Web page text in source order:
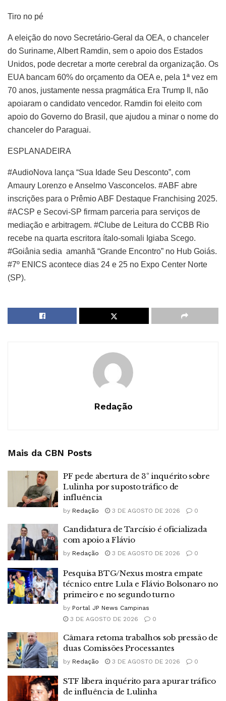
Tiro no pé
A eleição do novo Secretário-Geral da OEA, o chanceler
do Suriname, Albert Ramdin, sem o apoio dos Estados
Unidos, pode decretar a morte cerebral da organização. Os
EUA bancam 60% do orçamento da OEA e, pela 1ª vez em
70 anos, justamente nessa pragmática Era Trump II, não
apoiaram o candidato vencedor. Ramdin foi eleito com
apoio do Governo do Brasil, que ajudou a minar o nome do
chanceler do Paraguai.
ESPLANADEIRA
#AudioNova lança “Sua Idade Seu Desconto”, com
Amaury Lorenzo e Anselmo Vasconcelos. #ABF abre
inscrições para o Prêmio ABF Destaque Franchising 2025.
#ACSP e Secovi-SP firmam parceria para serviços de
mediação e arbitragem. #Clube de Leitura do CCBB Rio
recebe na quarta escritora ítalo-somali Igiaba Scego.
#Goiânia sedia amanhã “Grande Encontro” no Hub Goiás.
#7º ENICS acontece dias 24 e 25 no Expo Center Norte
(SP).
Redação
Mais da CBN Posts
PF pede abertura de 3º inquérito sobre
Lulinha por suposto tráfico de
influência
by Redação 3 DE AGOSTO DE 2026 0
Candidatura de Tarcísio é oficializada
com apoio a Flávio
by Redação 3 DE AGOSTO DE 2026 0
Pesquisa BTG/Nexus mostra empate
técnico entre Lula e Flávio Bolsonaro no
primeiro e no segundo turno
by Portal JP News Campinas
3 DE AGOSTO DE 2026
0
Câmara retoma trabalhos sob pressão de
duas Comissões Processantes
by Redação 3 DE AGOSTO DE 2026 0
STF libera inquérito para apurar tráfico
de influência de Lulinha